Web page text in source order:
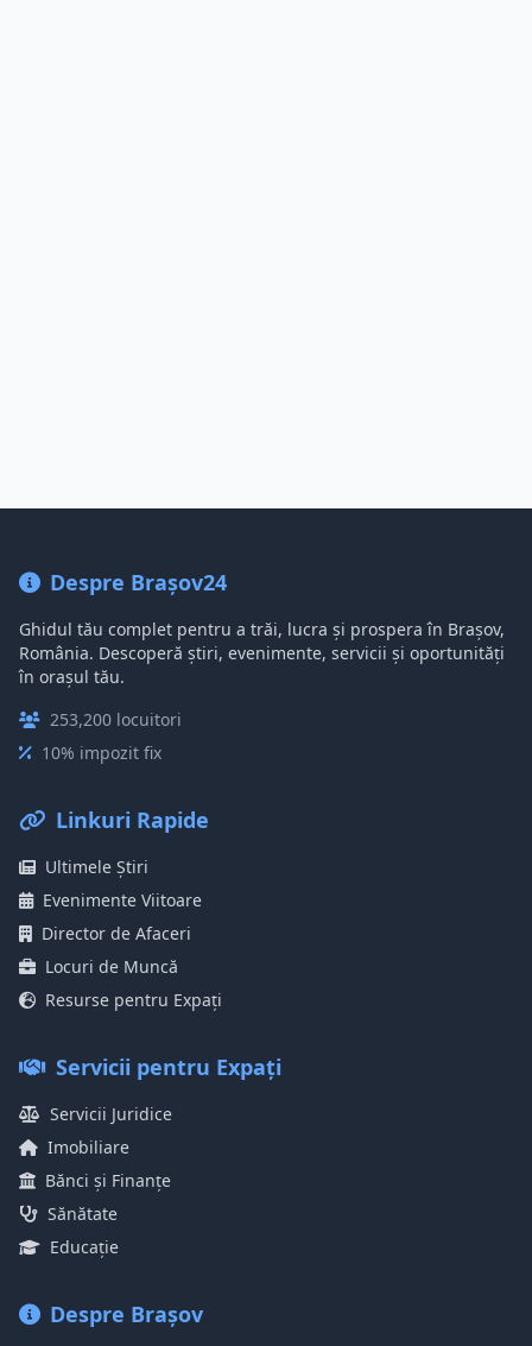
Despre Brașov24
Ghidul tău complet pentru a trăi, lucra și prospera în Brașov,
România. Descoperă știri, evenimente, servicii și oportunități
în orașul tău.
253,200 locuitori
10% impozit fix
Linkuri Rapide
Ultimele Știri
Evenimente Viitoare
Director de Afaceri
Locuri de Muncă
Resurse pentru Expați
Servicii pentru Expați
Servicii Juridice
Imobiliare
Bănci și Finanțe
Sănătate
Educație
Despre Brașov